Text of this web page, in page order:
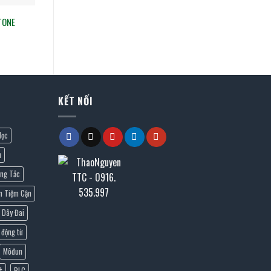
Tắc
Tiệm Cận
Dây Đai
từ
Môđun
KẾT NỐI